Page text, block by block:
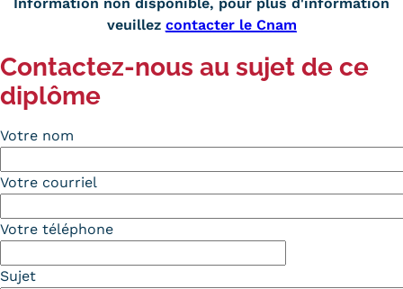
Être enseignant au Cnam
Liste des partenaires
Kits communications Cnam
Prospect
Fiche contact salons, forums,
veuillez contacter le Cnam
Contactez-nous au sujet de ce
diplôme
Votre nom
Votre courriel
Votre téléphone
Sujet